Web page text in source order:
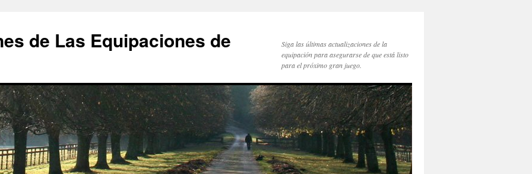
de Las Equipaciones de
Siga las últimas actualizaciones de la
equipación para asegurarse de que está listo
para el próximo gran juego.